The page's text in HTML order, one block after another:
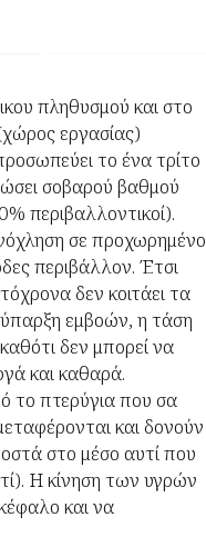
πληθυσμού και στο
εργασίας)
το ένα τρίτο
σοβαρού βαθμού
περιβαλλοντικοί).
σε προχωρημένο
περιβάλλον. Έτσι
δεν κοιτάει τα
εμβοών, η τάση
δεν μπορεί να
και καθαρά.
το πτερύγια που σα
και δονούν
στο μέσο αυτί που
Η κίνηση των υγρών
και να